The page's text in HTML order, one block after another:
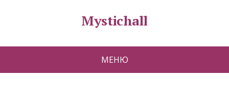
Mystichall
МЕНЮ